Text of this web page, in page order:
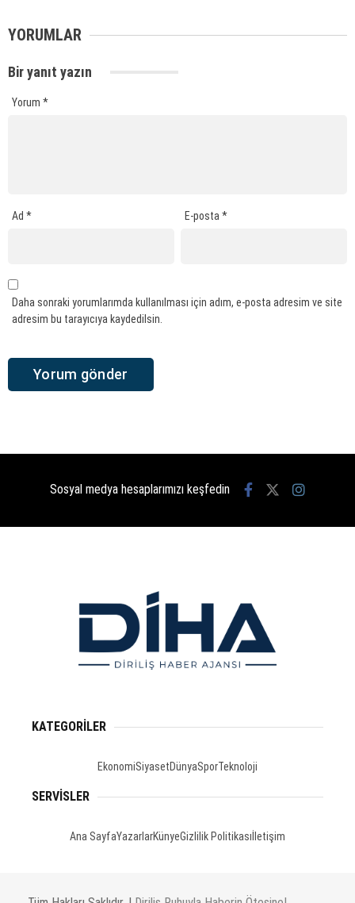
YORUMLAR
Bir yanıt yazın
Yorum *
Ad * E-posta*
Daha sonraki yorumlarımda kullanılması için adım, e-posta adresim ve site
adresim bu tarayıcıya kaydedilsin.
Sosyal medya hesaplarımızı keşfedin
KATEGORİLER
EkonomiSiyasetDünyaSporTeknoloji
SERVİSLER
Ana SayfaYazarlarKünyeGizlilik Politikası İletişim